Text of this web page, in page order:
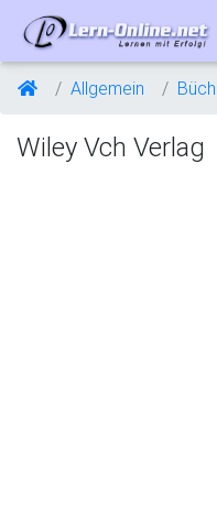
Allgemein
Wiley Vch Verlag